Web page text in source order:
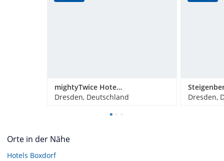
mightyTwice Hotel Dresden
Dresden, Deutschland
Dresden,
Orte in der Nähe
Hotels Boxdorf